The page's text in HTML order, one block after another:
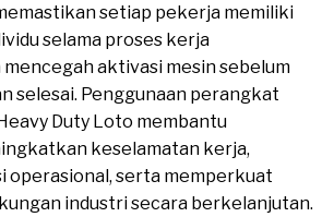
setiap pekerja memiliki
selama proses kerja
aktivasi mesin sebelum
selesai. Penggunaan perangkat
Duty Loto membantu
keselamatan kerja,
operasional, serta memperkuat
industri secara berkelanjutan.